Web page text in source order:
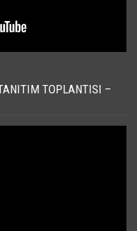
TOPLANTISI –